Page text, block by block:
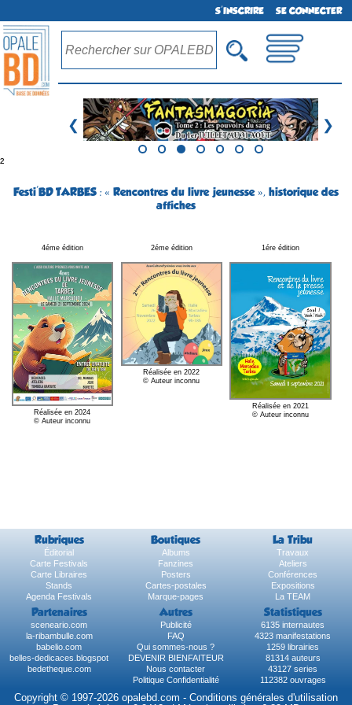
S'INSCRIRE SE CONNECTER
❮ ❯
²
Festi'BD TARBES : « Rencontres du livre jeunesse », historique des
affiches
4éme édition
Réalisée en 2024
© Auteur inconnu
2éme édition
Réalisée en 2022
© Auteur inconnu
1ére édition
Réalisée en 2021
© Auteur inconnu
Rubriques Boutiques La Tribu
Éditorial Albums
Travaux
Carte Festivals
Fanzines
Ateliers
Carte Libraires
Posters
Conférences
Stands
Cartes-postales
Expositions
Agenda Festivals
Marque-pages La TEAM
Partenaires Autres Statistiques
sceneario.com Publicité
6135 internautes
la-ribambulle.com
FAQ
4323 manifestations
babelio.com
Qui sommes-nous ?
1259 librairies
belles-dedicaces.blogspot
DEVENIR BIENFAITEUR
81314 auteurs
bedetheque.com
Nous contacter
43127 series
Politique Confidentialité
112382 ouvrages
Copyright © 1997-2026 opalebd.com - Conditions générales d'utilisation